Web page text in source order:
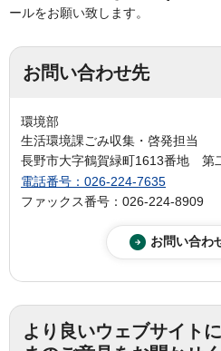
ールをお願い致します。
お問い合わせ先
環境部
生活環境課ごみ収集・啓発担当
長野市大字鶴賀緑町1613番地 第
電話番号：026-224-7635
ファックス番号：026-224-8909
より良いウェブサイト